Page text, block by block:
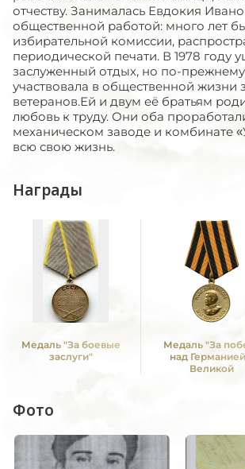
отчеству. Занималась Евдокия
общественной работой: много лет
избирательной комиссии,
периодической печати. В 1978 году
заслуженный отдых, но по-
участвовала в общественной жизни
ветеранов.Ей и двум её братьям
любовь к труду. Они оба
механическом заводе и комбинате
всю свою жизнь.
Награды
Медаль "За боевые
заслуги"
Медаль "За
над
Великой
Фото